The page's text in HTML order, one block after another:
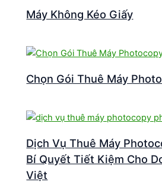
Máy Không Kéo Giấy
Chọn Gói Thuê Máy
Dịch Vụ Thuê Máy
Bí Quyết Tiết Kiệm Cho
Việt